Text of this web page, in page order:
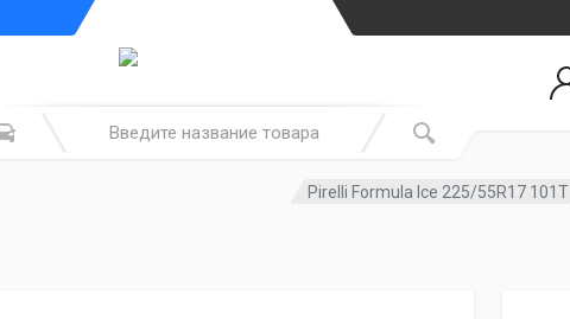
Pirelli Formula Ice 225/55R17 101T